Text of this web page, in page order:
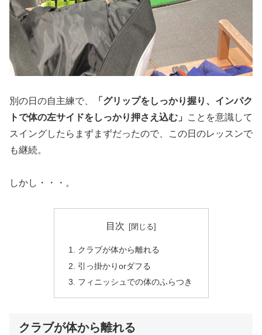
別の日の自主練で、
「グリップをしっかり握り、インパク
トで体の左サイドをしっかり押さえ込む」
ことを意識して
スイングしたらまずまずだったので、この日のレッスンで
も継続。
しかし・・・。
目次
クラブが体から離れる
引っ掛かりorダフる
フィニッシュでの体のふらつき
クラブが体から離れる